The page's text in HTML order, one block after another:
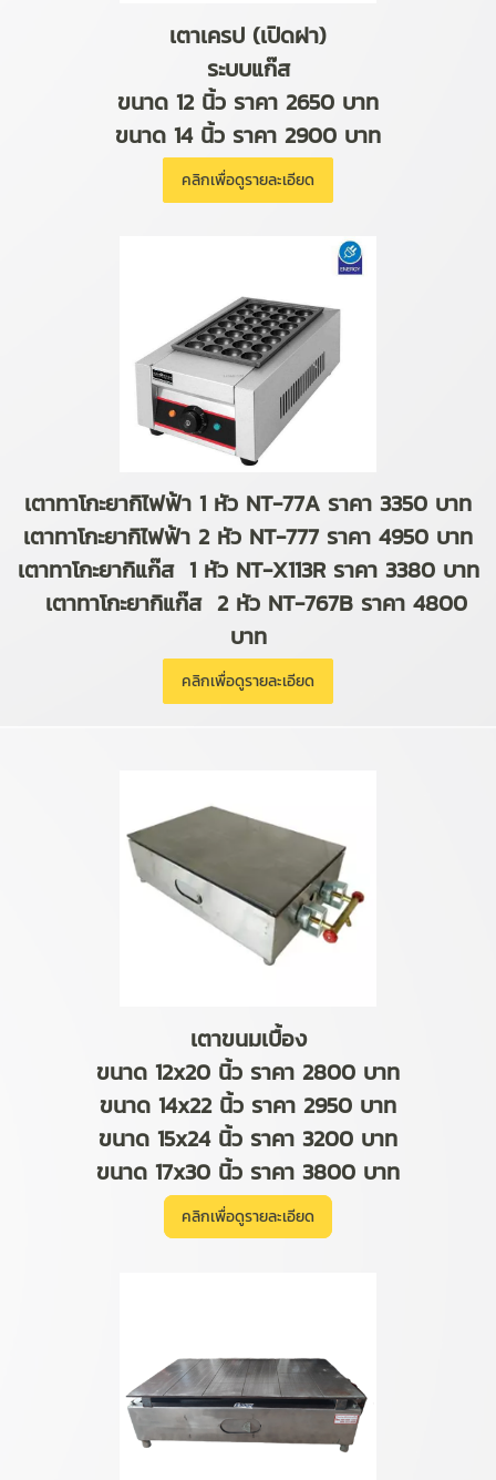
เตาเครป (เปิดฝา)
ระบบแก๊ส
ขนาด 12 นิ้ว ราคา 2650 บาท
ขนาด 14 นิ้ว ราคา 2900 บาท
คลิกเพื่อดูรายละเอียด
เตาทาโกะยากิไฟฟ้า 1 หัว NT-77A ราคา 3350 บาท
เตาทาโกะยากิไฟฟ้า 2 หัว NT-777 ราคา 4950 บาท
เตาทาโกะยากิแก๊ส 1 หัว NT-X113R ราคา 3380 บาท
เตาทาโกะยากิแก๊ส 2 หัว NT-767B ราคา 4800
บาท
คลิกเพื่อดูรายละเอียด
เตาขนมเบื้อง
ขนาด 12x20 นิ้ว ราคา 2800 บาท
ขนาด 14x22 นิ้ว ราคา 2950 บาท
ขนาด 15x24 นิ้ว ราคา 3200 บาท
ขนาด 17x30 นิ้ว ราคา 3800 บาท
คลิกเพื่อดูรายละเอียด